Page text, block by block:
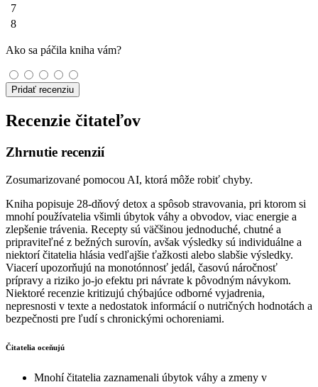
7
8
Ako sa páčila kniha vám?
Pridať recenziu
Recenzie čitateľov
Zhrnutie recenzií
Zosumarizované pomocou AI, ktorá môže robiť chyby.
Kniha popisuje 28‑dňový detox a spôsob stravovania, pri ktorom si
mnohí používatelia všimli úbytok váhy a obvodov, viac energie a
zlepšenie trávenia. Recepty sú väčšinou jednoduché, chutné a
pripraviteľné z bežných surovín, avšak výsledky sú individuálne a
niektorí čitatelia hlásia vedľajšie ťažkosti alebo slabšie výsledky.
Viacerí upozorňujú na monotónnosť jedál, časovú náročnosť
prípravy a riziko jo‑jo efektu pri návrate k pôvodným návykom.
Niektoré recenzie kritizujú chýbajúce odborné vyjadrenia,
nepresnosti v texte a nedostatok informácií o nutričných hodnotách a
bezpečnosti pre ľudí s chronickými ochoreniami.
Čitatelia oceňujú
Mnohí čitatelia zaznamenali úbytok váhy a zmeny v